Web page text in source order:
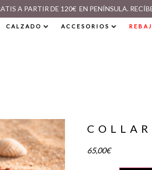
A PARTIR DE 120€ EN PENÍNSULA.
CALZADO ACCESORIOS
65,00€